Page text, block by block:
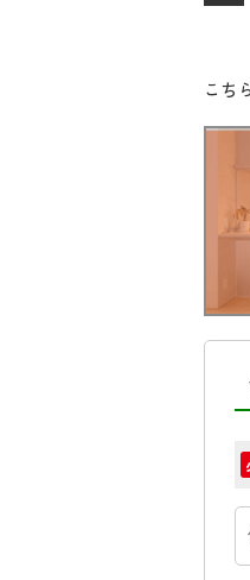
こち